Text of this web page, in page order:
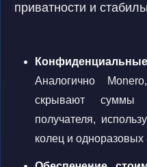
приватности и
Аналогично
скрывают суммы
получателя,
колец и одноразовых